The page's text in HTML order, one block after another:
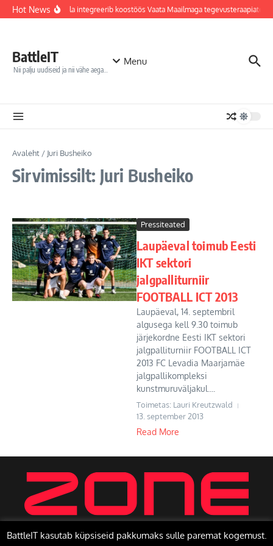
Sisu juurde
Hot NewsJõhvi haigla integreerib koostöös Vaata Maailmaga
BattleIT
Nii palju uudiseid ja nii vähe aega…
Menu
Avaleht / Juri Busheiko
Sirvimissilt: Juri Busheiko
Pressiteated
Laupäeval toimub Eesti
IKT sektori
jalgpalliturniir
FOOTBALL ICT 2013
Laupäeval, 14. septembril
algusega kell 9.30 toimub
järjekordne Eesti IKT sektori
jalgpalliturniir FOOTBALL ICT
2013 FC Levadia Maarjamäe
jalgpallikompleksi
kunstmuruväljakul....
Toimetas: Lauri Kreutzwald
13. september 2013
Read More
BattleIT kasutab küpsiseid pakkumaks sulle paremat kogemust.